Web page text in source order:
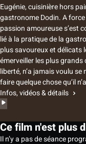
Eugénie, cuisinière hors
gastronome Dodin. A
passion amoureuse s’est
lié à la pratique de la
plus savoureux et délicats
émerveiller les plus
liberté, n’a jamais voulu
faire quelque chose qu’il
Infos, vidéos & détails
Ce film n'est plus
Il n’y a pas de séance